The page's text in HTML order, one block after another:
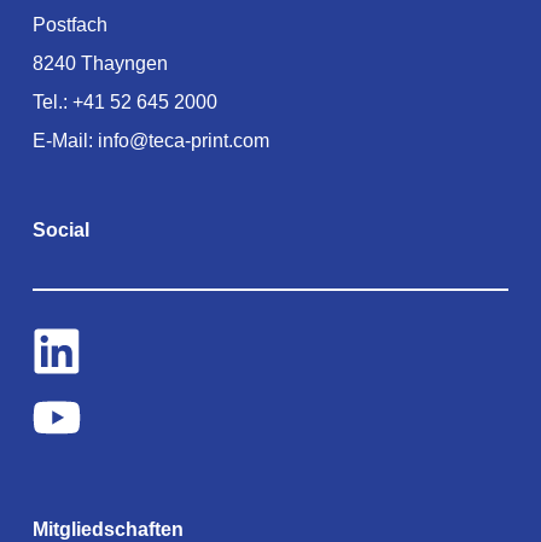
Postfach
8240 Thayngen
Tel.: +41 52 645 2000
E-Mail: info@teca-print.com
Social
Mitgliedschaften